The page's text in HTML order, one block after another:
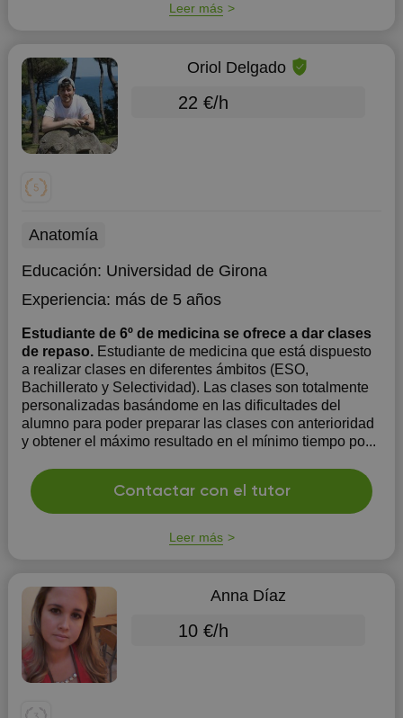
Leer más
Oriol Delgado
22 €/h
Anatomía
Educación: Universidad de Girona
Experiencia: más de 5 años
Estudiante de 6º de medicina se ofrece a dar clases
de repaso. Estudiante de medicina que está dispuesto
a realizar clases en diferentes ámbitos (ESO,
Bachillerato y Selectividad). Las clases son totalmente
personalizadas basándome en las dificultades del
alumno para poder preparar las clases con anterioridad
y obtener el máximo resultado en el mínimo tiempo po...
Contactar con el tutor
Leer más
Anna Díaz
10 €/h